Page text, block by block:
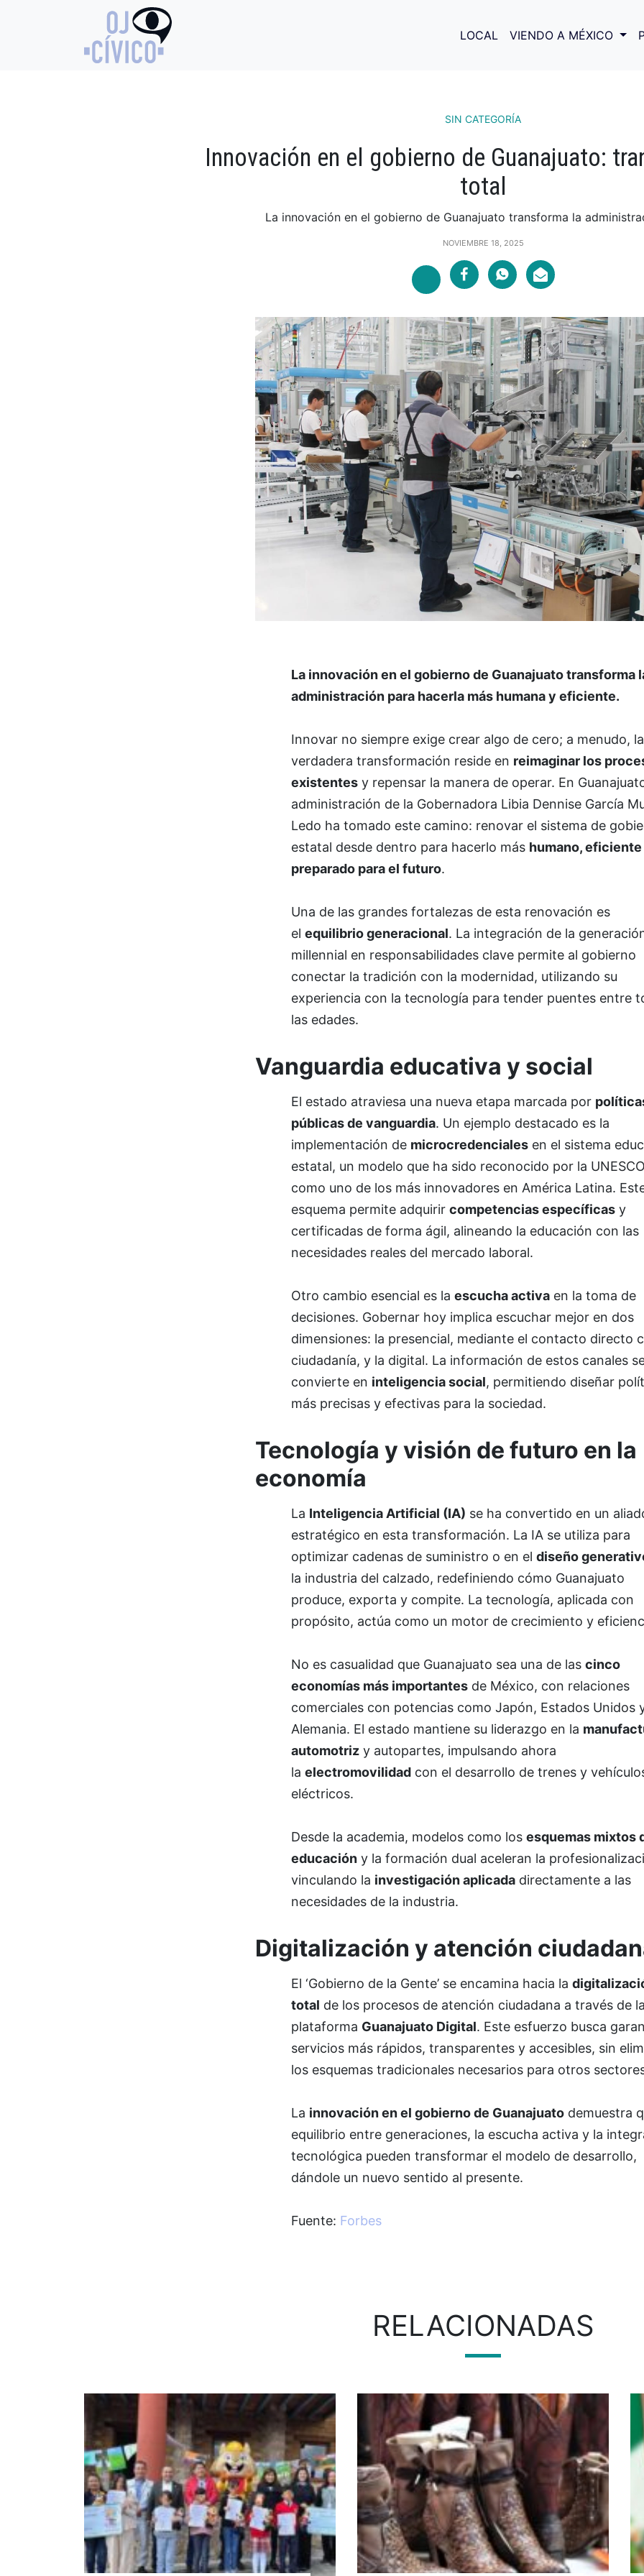
LOCAL VIENDO A MÉXICO
SIN CATEGORÍA
Innovación en el gobierno de Guanajuato:
total
La innovación en el gobierno de Guanajuato transforma la
NOVIEMBRE 18, 2025
La innovación en el gobierno de Guanajuatotransforma
administración para hacerla más humana y eficiente.
Innovar no siempre exige crear algo de cero; a menudo, la
verdadera transformación reside en reimaginar los
existentesy repensar la manera de operar. En
administración de la Gobernadora Libia Dennise García
Ledo ha tomado este camino: renovar el sistema de
estatal desde dentro para hacerlo más humano, eficiente
preparado para el futuro.
Una de las grandes fortalezas de esta renovación es
el equilibrio generacional. La integración de la
millennial en responsabilidades clave permite al gobierno
conectar la tradición con la modernidad, utilizando su
experiencia con la tecnología para tender puentes entre
las edades.
Vanguardia educativa y social
El estado atraviesa una nueva etapa marcada por
públicas de vanguardia. Un ejemplo destacado es la
implementación de microcredencialesen el sistema
estatal, un modelo que ha sido reconocido por la UNESCO
como uno de los más innovadores en América Latina.
esquema permite adquirir competencias específicasy
certificadas de forma ágil, alineando la educación con las
necesidades reales del mercado laboral.
Otro cambio esencial es la escucha activaen la toma de
decisiones. Gobernar hoy implica escuchar mejor en dos
dimensiones: la presencial, mediante el contacto directo
ciudadanía, y la digital. La información de estos canales
convierte en inteligencia social, permitiendo diseñar
más precisas y efectivas para la sociedad.
Tecnología y visión de futuro en la
economía
La Inteligencia Artificial (IA) se ha convertido en un
estratégico en esta transformación. La IA se utiliza para
optimizar cadenas de suministro o en el diseño
la industria del calzado, redefiniendo cómo Guanajuato
produce, exporta y compite. La tecnología, aplicada con
propósito, actúa como un motor de crecimiento y
No es casualidad que Guanajuato sea una de las cinco
economías más importantesde México, con relaciones
comerciales con potencias como Japón, Estados Unidos
Alemania. El estado mantiene su liderazgo en la
automotrizy autopartes, impulsando ahora
la electromovilidadcon el desarrollo de trenes y
eléctricos.
Desde la academia, modelos como los esquemas mixtos
educacióny la formación dual aceleran la
vinculando la investigación aplicadadirectamente a las
necesidades de la industria.
Digitalización y atención
El ‘Gobierno de la Gente’ se encamina hacia la
total de los procesos de atención ciudadana a través de la
plataforma Guanajuato Digital. Este esfuerzo busca
servicios más rápidos, transparentes y accesibles, sin
los esquemas tradicionales necesarios para otros
La innovación en el gobierno de Guanajuatodemuestra
equilibrio entre generaciones, la escucha activa y la
tecnológica pueden transformar el modelo de desarrollo,
dándole un nuevo sentido al presente.
Fuente: Forbes
RELACIONADAS